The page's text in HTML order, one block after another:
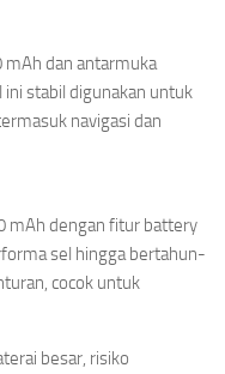
mAh dan antarmuka
ini stabil digunakan untuk
navigasi dan
mAh dengan fitur battery
sel hingga bertahun-
cocok untuk
besar, risiko